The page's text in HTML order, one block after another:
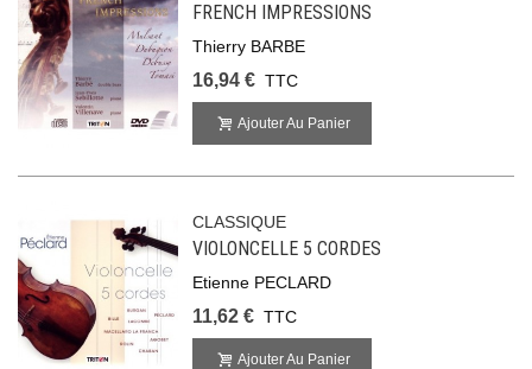
FRENCH IMPRESSIONS
Thierry BARBE
16,94 € TTC
Ajouter Au Panier
CLASSIQUE
VIOLONCELLE 5 CORDES
Etienne PECLARD
11,62 € TTC
Ajouter Au Panier